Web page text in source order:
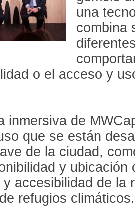
una
combina
o el acceso y
inmersiva de
que se están
de la ciudad,
y ubicación
accesibilidad de la
refugios climáticos.